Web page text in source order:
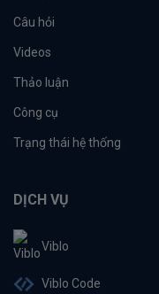
Câu hỏi
Videos
Thảo luận
Công cụ
Trạng thái hệ thống
DỊCH VỤ
Viblo
Viblo Code